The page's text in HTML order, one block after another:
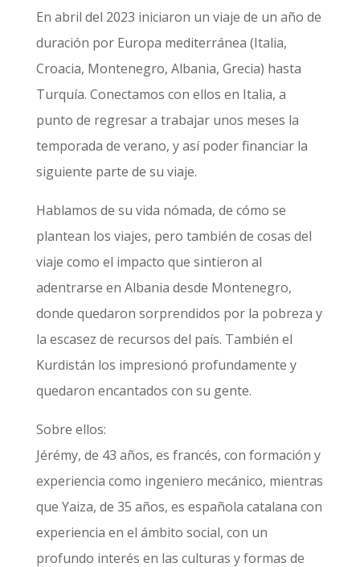
En abril del 2023 iniciaron un viaje de un año de
duración por Europa mediterránea (Italia,
Croacia, Montenegro, Albania, Grecia) hasta
Turquía. Conectamos con ellos en Italia, a
punto de regresar a trabajar unos meses la
temporada de verano, y así poder financiar la
siguiente parte de su viaje.
Hablamos de su vida nómada, de cómo se
plantean los viajes, pero también de cosas del
viaje como el impacto que sintieron al
adentrarse en Albania desde Montenegro,
donde quedaron sorprendidos por la pobreza y
la escasez de recursos del país. También el
Kurdistán los impresionó profundamente y
quedaron encantados con su gente.
Sobre ellos:
Jérémy, de 43 años, es francés, con formación y
experiencia como ingeniero mecánico, mientras
que Yaiza, de 35 años, es española catalana con
experiencia en el ámbito social, con un
profundo interés en las culturas y formas de